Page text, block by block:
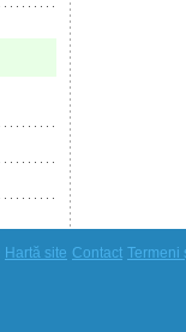
Hartă site Contact Termeni